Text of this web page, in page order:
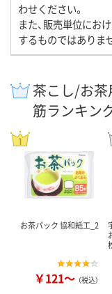
わせください。
また、販売単位にお
するものではありま
茶こし/お
筋ランキン
お茶パック 協和紙工_2
￥121～ （税込）